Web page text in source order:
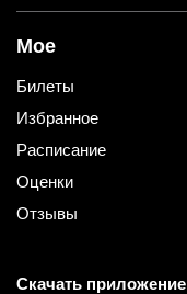
Мое
Билеты
Избранное
Расписание
Оценки
Отзывы
Скачать приложение